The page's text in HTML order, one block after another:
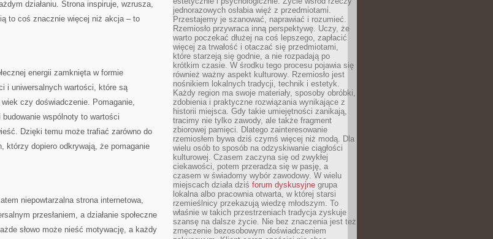
działaniu. Strona inspiruje, wzrusza,
to coś znacznie więcej niż akcja – to
energii zamknięta w formie
i uniwersalnych wartości, które są
czy doświadczenie. Pomaganie,
wspólnoty to wartości
Dzięki temu może trafiać zarówno do
którzy dopiero odkrywają, że pomaganie
niepowtarzalna strona internetowa,
przesłaniem, a działanie społeczne
słowo może nieść motywację, a każdy
jednorazowych osłabia więź z przedmiotami.
Przestajemy je szanować, naprawiać i rozumieć.
Rzemiosło przywraca inną perspektywę. Uczy, że
warto poczekać dłużej na coś lepszego, zapłacić
więcej za trwałość i otaczać się przedmiotami,
które starzeją się godnie, a nie rozpadają po
krótkim czasie. W środku tego procesu pojawia się
również ważny aspekt kulturowy. Rzemiosło jest
nośnikiem lokalnych tradycji, technik i estetyk.
Każdy region ma swoje materiały, sposoby obróbki,
zdobienia i praktyczne rozwiązania wynikające z
historii miejsca. Gdy takie umiejętności zanikają,
tracimy nie tylko zawody, ale także fragment
zbiorowej pamięci. Dlatego zainteresowanie
rzemiosłem bywa dziś czymś więcej niż modą. Dla
wielu osób to sposób na odzyskiwanie ciągłości
kulturowej. Czasem zaczyna się od zwykłej
ciekawości, potem przeradza się w pasję, a
czasem w świadomy wybór zawodowy. W wielu
miejscach działa dziś forum dyskusyjne grupa
lokalna albo pracownia otwarta, w której starsi
rzemieślnicy przekazują wiedzę młodszym. To
właśnie w takich przestrzeniach tradycja zyskuje
szansę na dalsze życie. Nie bez znaczenia jest też
zmęczenie bezosobowym doświadczeniem